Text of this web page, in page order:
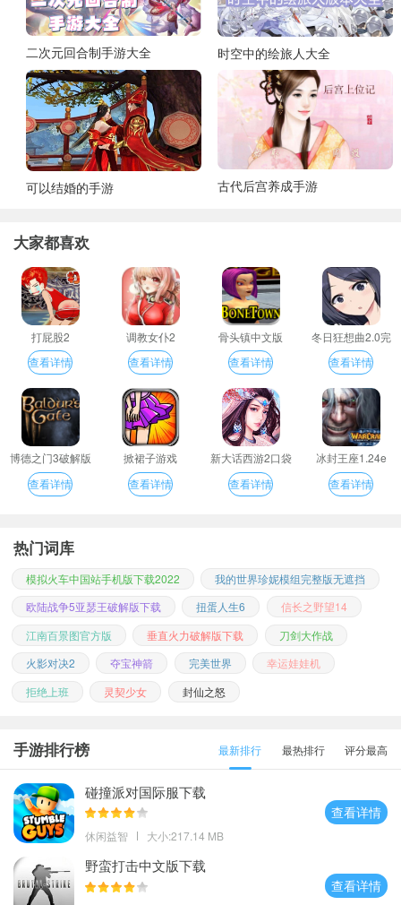
二次元回合制手游大全 时空中的绘旅人大全
可以结婚的手游 古代后宫养成手游
大家都喜欢
打屁股2
查看详情
调教女仆2
查看详情
骨头镇中文版
查看详情
冬日狂想曲2.0完
整汉化版
查看详情
博德之门3破解版
查看详情
掀裙子游戏
查看详情
新大话西游2口袋
版
查看详情
冰封王座1.24e
查看详情
热门词库
模拟火车中国站手机版下载2022
我的世界珍妮模组完整版无遮挡
欧陆战争5亚瑟王破解版下载
扭蛋人生6
信长之野望14
江南百景图官方版
垂直火力破解版下载
刀剑大作战
火影对决2
夺宝神箭 完美世界
幸运娃娃机
拒绝上班
灵契少女 封仙之怒
手游排行榜 最新排行 最热排行 评分最高
碰撞派对国际服下载
休闲益智 大小:217.14 MB
查看详情
野蛮打击中文版下载
查看详情